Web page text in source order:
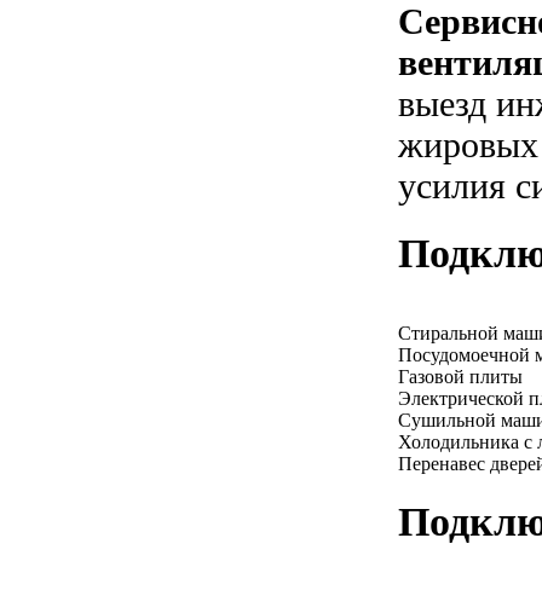
выезд
жировых
усилия
Стиральной
Посудомоечной
Газовой плиты
Электрической
Сушильной
Холодильника с
Перенавес